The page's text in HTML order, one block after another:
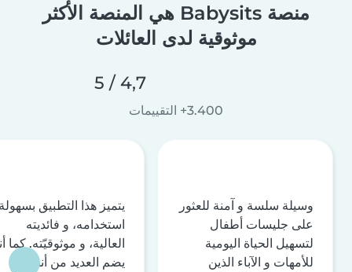
منصة Babysits هي المنصة الأكثر
موثوقية لدى العائلات
4,7 / 5
3.400+ التقييمات
وسيلة سلسة و آمنة للعثور
على جليسات أطفال
لتسهيل الحياة اليومية
للأمهات و الآباء الذين
يتميز هذا التطبيق
استخدامه، و فائديته
العالية، و موثوقيّته. كما
يضم العديد من أنظمة